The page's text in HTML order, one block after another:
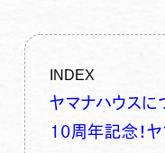
INDEX
ヤマナハウスに
10周年記念！